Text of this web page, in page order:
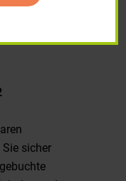
sicher